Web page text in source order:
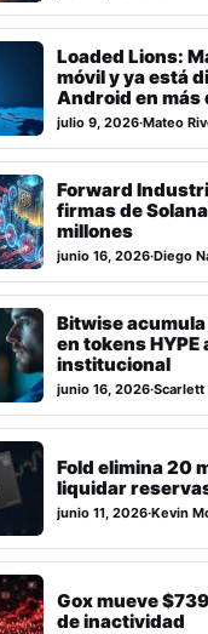
Loaded Lions:
móvil y ya está
Android en más
julio 9, 2026·Mateo
Forward
firmas de
millones
junio 16, 2026·Diego
Bitwise
en tokens
institucional
junio 16, 2026·Scarlett
Fold elimina 20
liquidar
junio 11, 2026·Kevin
Gox mueve
de inactividad